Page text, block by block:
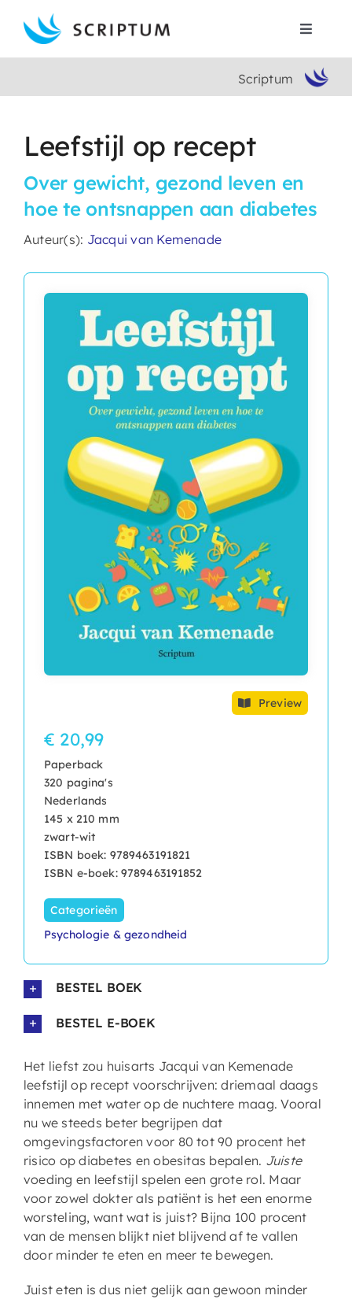
content
Toggle
Boeken
Auteurs
Contact
Search
Scriptum
Leefstijl op recept
Over gewicht, gezond leven en
hoe te ontsnappen aan diabetes
Auteur(s): Jacqui van Kemenade
Preview
€ 20,99
Paperback
320 pagina's
Nederlands
145 x 210 mm
zwart-wit
ISBN boek: 9789463191821
ISBN e-boek: 9789463191852
Categorieën
Psychologie & gezondheid
BESTEL BOEK
BESTEL E-BOEK
Het liefst zou huisarts Jacqui van Kemenade
leefstijl op recept voorschrijven: driemaal daags
innemen met water op de nuchtere maag. Vooral
nu we steeds beter begrijpen dat
omgevingsfactoren voor 80 tot 90 procent het
risico op diabetes en obesitas bepalen. Juiste
voeding en leefstijl spelen een grote rol. Maar
voor zowel dokter als patiënt is het een enorme
worsteling, want wat is juist? Bijna 100 procent
van de mensen blijkt niet blijvend af te vallen
door minder te eten en meer te bewegen.
Juist eten is dus niet gelijk aan gewoon minder